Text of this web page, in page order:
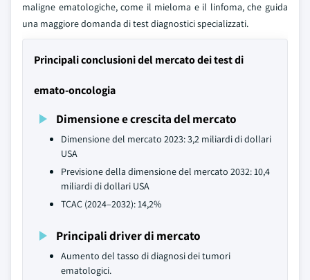
maligne ematologiche, come il mieloma e il linfoma, che guida
una maggiore domanda di test diagnostici specializzati.
Principali conclusioni del mercato dei test di
emato-oncologia
Dimensione e crescita del mercato
Dimensione del mercato 2023: 3,2 miliardi di dollari
USA
Previsione della dimensione del mercato 2032: 10,4
miliardi di dollari USA
TCAC (2024–2032): 14,2%
Principali driver di mercato
Aumento del tasso di diagnosi dei tumori
ematologici.